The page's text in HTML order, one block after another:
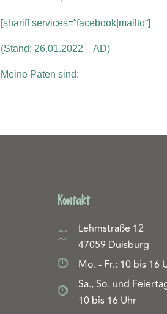
[shariff services=“facebook|mailto“]
(Stand: 26.01.2022 – AD)
Meine Paten sind:
Kontakt
Lehmstraße 12
47059 Duisburg
Mo. - Fr.: 10 bis 16
Sa., So. und
10 bis 16 Uhr